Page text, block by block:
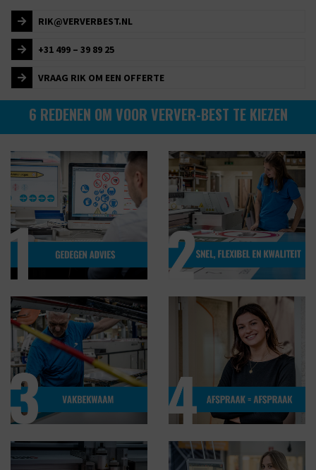
RIK@VERVERBEST.NL
+31 499 – 39 89 25
VRAAG RIK OM EEN OFFERTE
6 REDENEN OM VOOR VERVER-BEST TE KIEZEN